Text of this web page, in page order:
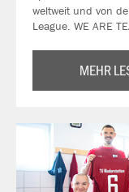
weltweit und von
League. WE ARE
MEHR